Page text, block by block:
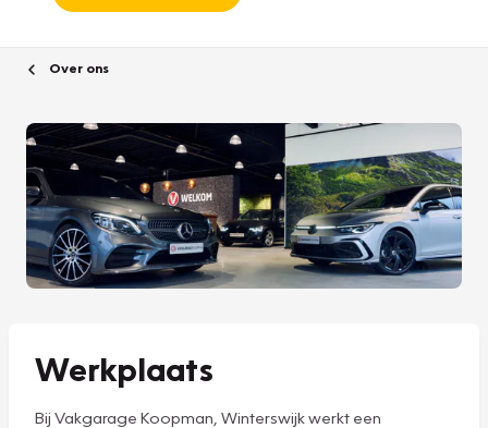
Over ons
Werkplaats
Bij Vakgarage Koopman, Winterswijk werkt een